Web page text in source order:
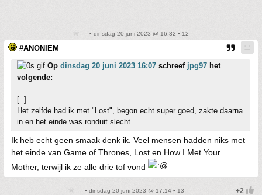
• dinsdag 20 juni 2023 @ 16:32 • 12
#ANONIEM
Op dinsdag 20 juni 2023 16:07 schreef jpg97 het
volgende:
[..]
Het zelfde had ik met "Lost", begon echt super goed, zakte daarna
in en het einde was ronduit slecht.
Ik heb echt geen smaak denk ik. Veel mensen hadden niks met
het einde van Game of Thrones, Lost en How I Met Your
Mother, terwijl ik ze alle drie tof vond
• dinsdag 20 juni 2023 @ 17:14 • 13